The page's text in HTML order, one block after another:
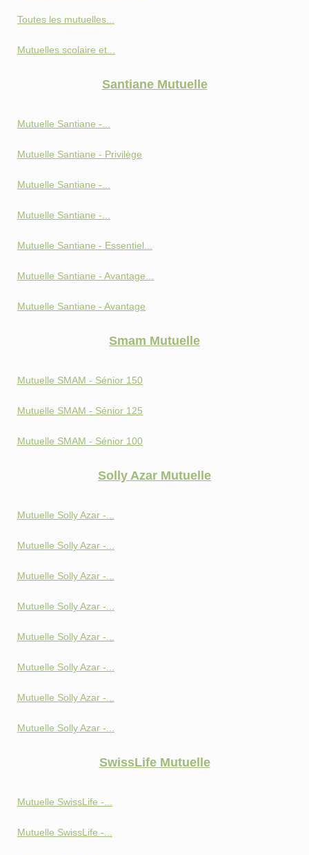
Toutes les mutuelles...
Mutuelles scolaire et...
Santiane Mutuelle
Mutuelle Santiane -...
Mutuelle Santiane - Privilège
Mutuelle Santiane -...
Mutuelle Santiane -...
Mutuelle Santiane - Essentiel...
Mutuelle Santiane - Avantage...
Mutuelle Santiane - Avantage
Smam Mutuelle
Mutuelle SMAM - Sénior 150
Mutuelle SMAM - Sénior 125
Mutuelle SMAM - Sénior 100
Solly Azar Mutuelle
Mutuelle Solly Azar -...
Mutuelle Solly Azar -...
Mutuelle Solly Azar -...
Mutuelle Solly Azar -...
Mutuelle Solly Azar -...
Mutuelle Solly Azar -...
Mutuelle Solly Azar -...
Mutuelle Solly Azar -...
SwissLife Mutuelle
Mutuelle SwissLife -...
Mutuelle SwissLife -...